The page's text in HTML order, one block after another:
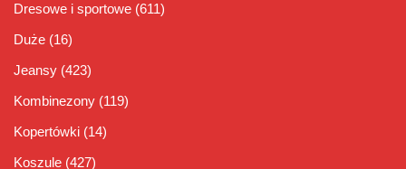
Dresowe i sportowe (611)
Duże (16)
Jeansy (423)
Kombinezony (119)
Kopertówki (14)
Koszule (427)